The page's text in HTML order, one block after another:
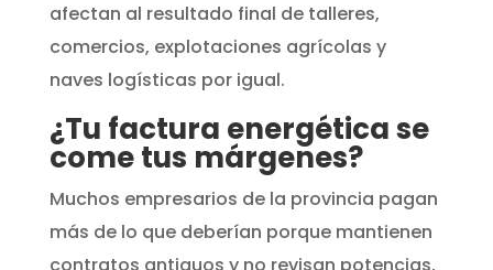
afectan al resultado final de talleres,
comercios, explotaciones agrícolas y
naves logísticas por igual.
¿Tu factura energética se
come tus márgenes?
Muchos empresarios de la provincia pagan
más de lo que deberían porque mantienen